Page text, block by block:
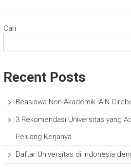
Cari
Recent Posts
Beasiswa Non-Akademik IAIN
3 Rekomendasi Universitas yang
Peluang Kerjanya
Daftar Universitas di Indonesia